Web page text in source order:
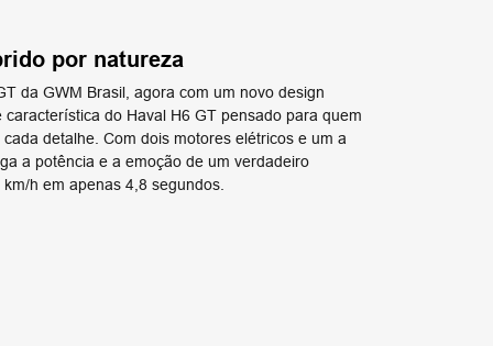
por natureza
da GWM Brasil, agora com um novo design
do Haval H6 GT pensado para quem
detalhe. Com dois motores elétricos e um a
a potência e a emoção de um verdadeiro
h em apenas 4,8 segundos.